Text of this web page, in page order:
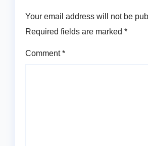
Your email address will not be
Required fields are marked *
Comment*